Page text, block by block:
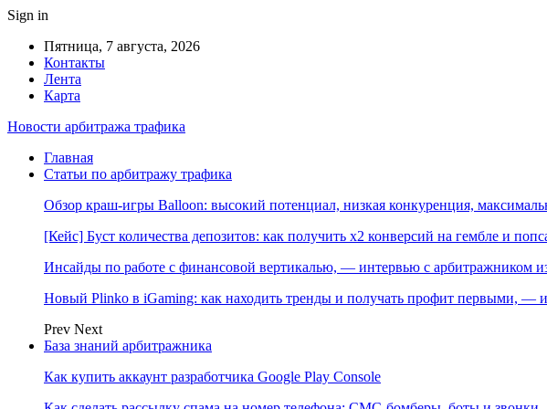
Sign in
Пятница, 7 августа, 2026
Контакты
Лента
Карта
Новости арбитража трафика
Главная
Статьи по арбитражу трафика
Обзор краш-игры Balloon: высокий потенциал, низкая конкуренция,
[Кейс] Буст количества депозитов: как получить х2 конверсий на гембле и
Инсайды по работе с финансовой вертикалью, — интервью с арбитражником
Новый Plinko в iGaming: как находить тренды и получать профит первыми, —
Prev Next
База знаний арбитражника
Как купить аккаунт разработчика Google Play Console